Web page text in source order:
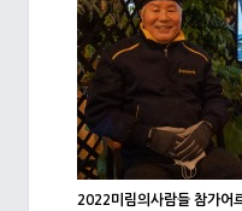
2022미림의사람들 참가어